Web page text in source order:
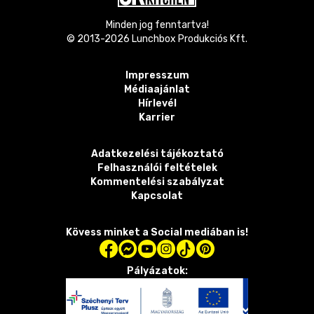
Minden jog fenntartva!
© 2013-2026 Lunchbox Produkciós Kft.
Impresszum
Médiaajánlat
Hírlevél
Karrier
Adatkezelési tájékoztató
Felhasználói feltételek
Kommentelési szabályzat
Kapcsolat
Kövess minket a Social mediában is!
Pályázatok: